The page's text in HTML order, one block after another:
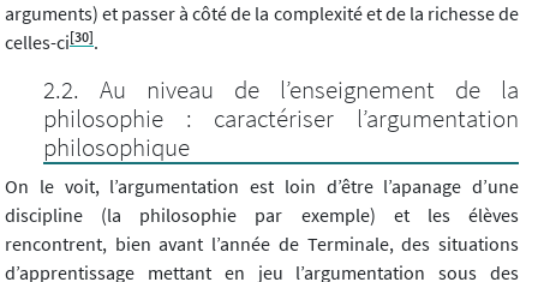
arguments) et passer à côté de la complexité et de la richesse de
celles-ci[30].
Au niveau de l’enseignement de la
philosophie : caractériser l’argumentation
philosophique
On le voit, l’argumentation est loin d’être l’apanage d’une
discipline (la philosophie par exemple) et les élèves
rencontrent, bien avant l’année de Terminale, des situations
d’apprentissage mettant en jeu l’argumentation sous des